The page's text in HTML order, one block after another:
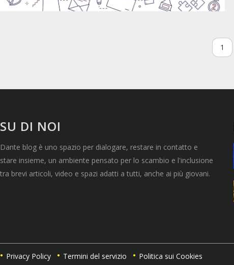
1
SU DI NOI
Dante blog è uno spazio per dialogare, restare in contatto e
stare insieme, un ambiente pensato per lo scambio e l'inclusione
tra brevi articoli, video e spazi adatti a tutti, anche ai più giovani.
Privacy Policy Termini del servizio Politica sui Cookies